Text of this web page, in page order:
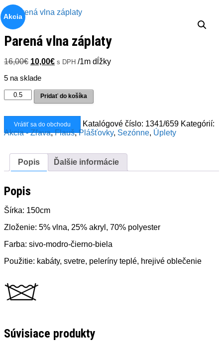
Akcia
Parená vlna záplaty
16,00€ Pôvodná
bola:
16,00€.
10,00€Aktuálna
10,00€.
s DPH /1m dĺžky
5 na sklade
množstvo
Parená
záplaty
Pridať do košíka
Vrátiť sa do obchodu Katalógové číslo: 1341/659 Kategórií:
Akcia - Zľava,Flauš,Plášťovky, Sezónne, Úplety
Popis Ďalšie informácie
Popis
Šírka: 150cm
Zloženie: 5% vlna, 25% akryl, 70% polyester
Farba: sivo-modro-čierno-biela
Použitie: kabáty, svetre, peleríny teplé, hrejivé oblečenie
Súvisiace produkty